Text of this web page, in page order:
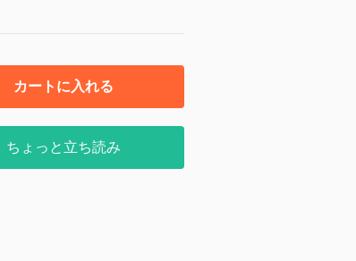
カートに入れる
ちょっと立ち読み